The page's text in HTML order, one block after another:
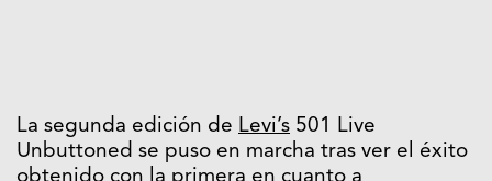
La segunda edición de Levi’s 501 Live
Unbuttoned se puso en marcha tras ver el éxito